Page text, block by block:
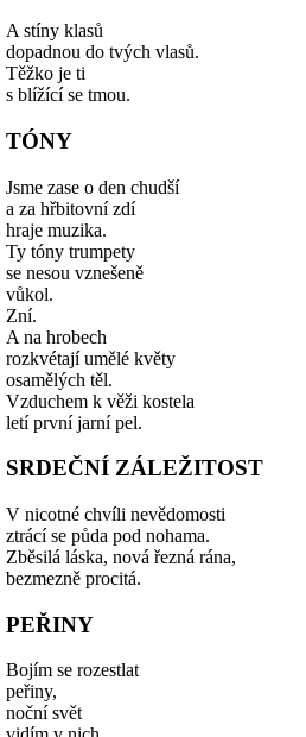
A stíny klasů
dopadnou do tvých vlasů.
Těžko je ti
s blížící se tmou.
TÓNY
Jsme zase o den chudší
a za hřbitovní zdí
hraje muzika.
Ty tóny trumpety
se nesou vznešeně
vůkol.
Zní.
A na hrobech
rozkvétají umělé květy
osamělých těl.
Vzduchem k věži kostela
letí první jarní pel.
SRDEČNÍ ZÁLEŽITOST
V nicotné chvíli nevědomosti
ztrácí se půda pod nohama.
Zběsilá láska, nová řezná rána,
bezmezně procitá.
PEŘINY
Bojím se rozestlat
peřiny,
noční svět